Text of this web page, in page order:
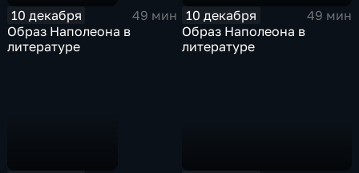
10 декабря
49 мин
Образ Наполеона в
литературе
10 декабря
49 мин
Образ Наполеона в
литературе